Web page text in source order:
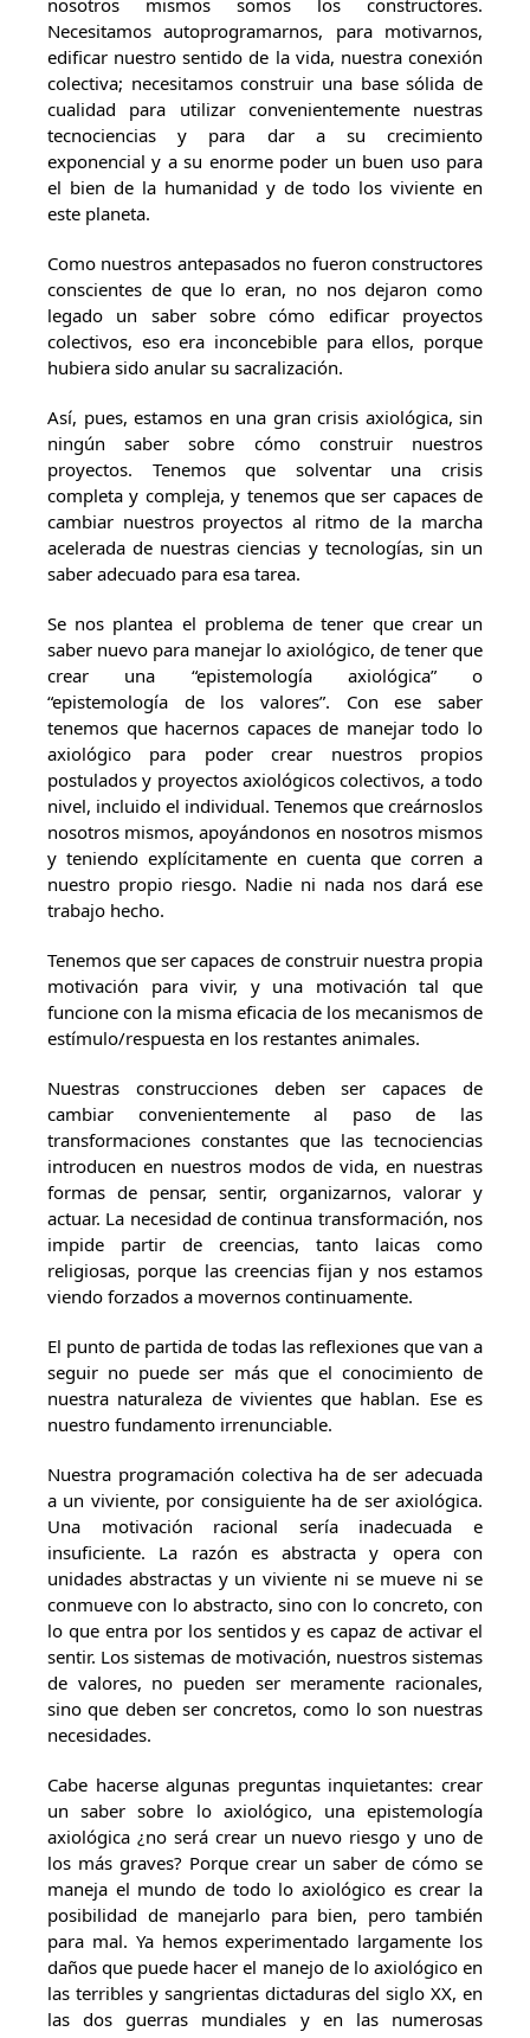
nosotros mismos somos los constructores.
Necesitamos autoprogramarnos, para motivarnos,
edificar nuestro sentido de la vida, nuestra conexión
colectiva; necesitamos construir una base sólida de
cualidad para utilizar convenientemente nuestras
tecnociencias y para dar a su crecimiento
exponencial y a su enorme poder un buen uso para
el bien de la humanidad y de todo los viviente en
este planeta.
Como nuestros antepasados no fueron constructores
conscientes de que lo eran, no nos dejaron como
legado un saber sobre cómo edificar proyectos
colectivos, eso era inconcebible para ellos, porque
hubiera sido anular su sacralización.
Así, pues, estamos en una gran crisis axiológica, sin
ningún saber sobre cómo construir nuestros
proyectos. Tenemos que solventar una crisis
completa y compleja, y tenemos que ser capaces de
cambiar nuestros proyectos al ritmo de la marcha
acelerada de nuestras ciencias y tecnologías, sin un
saber adecuado para esa tarea.
Se nos plantea el problema de tener que crear un
saber nuevo para manejar lo axiológico, de tener que
crear una “epistemología axiológica” o
“epistemología de los valores”. Con ese saber
tenemos que hacernos capaces de manejar todo lo
axiológico para poder crear nuestros propios
postulados y proyectos axiológicos colectivos, a todo
nivel, incluido el individual. Tenemos que creárnoslos
nosotros mismos, apoyándonos en nosotros mismos
y teniendo explícitamente en cuenta que corren a
nuestro propio riesgo. Nadie ni nada nos dará ese
trabajo hecho.
Tenemos que ser capaces de construir nuestra propia
motivación para vivir, y una motivación tal que
funcione con la misma eficacia de los mecanismos de
estímulo/respuesta en los restantes animales.
Nuestras construcciones deben ser capaces de
cambiar convenientemente al paso de las
transformaciones constantes que las tecnociencias
introducen en nuestros modos de vida, en nuestras
formas de pensar, sentir, organizarnos, valorar y
actuar. La necesidad de continua transformación, nos
impide partir de creencias, tanto laicas como
religiosas, porque las creencias fijan y nos estamos
viendo forzados a movernos continuamente.
El punto de partida de todas las reflexiones que van a
seguir no puede ser más que el conocimiento de
nuestra naturaleza de vivientes que hablan. Ese es
nuestro fundamento irrenunciable.
Nuestra programación colectiva ha de ser adecuada
a un viviente, por consiguiente ha de ser axiológica.
Una motivación racional sería inadecuada e
insuficiente. La razón es abstracta y opera con
unidades abstractas y un viviente ni se mueve ni se
conmueve con lo abstracto, sino con lo concreto, con
lo que entra por los sentidos y es capaz de activar el
sentir. Los sistemas de motivación, nuestros sistemas
de valores, no pueden ser meramente racionales,
sino que deben ser concretos, como lo son nuestras
necesidades.
Cabe hacerse algunas preguntas inquietantes: crear
un saber sobre lo axiológico, una epistemología
axiológica ¿no será crear un nuevo riesgo y uno de
los más graves? Porque crear un saber de cómo se
maneja el mundo de todo lo axiológico es crear la
posibilidad de manejarlo para bien, pero también
para mal. Ya hemos experimentado largamente los
daños que puede hacer el manejo de lo axiológico en
las terribles y sangrientas dictaduras del siglo XX, en
las dos guerras mundiales y en las numerosas